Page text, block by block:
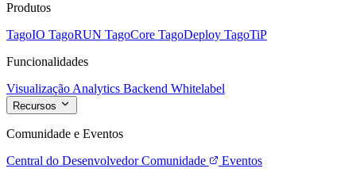
Produtos
TagoIO TagoRUN TagoCore TagoDeploy TagoTiP
Funcionalidades
Visualização Analytics Backend Whitelabel
Recursos
Comunidade e Eventos
Central do Desenvolvedor Comunidade
Eventos